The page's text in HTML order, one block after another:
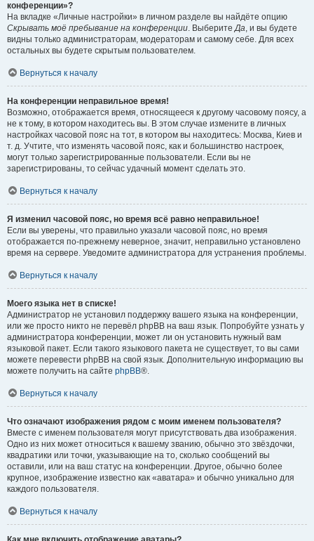
конференции»?
На вкладке «Личные настройки» в личном разделе вы найдёте опцию
Скрывать моё пребывание на конференции. ВыберитеДа, и вы будете
видны только администраторам, модераторам и самому себе. Для всех
остальных вы будете скрытым пользователем.
Вернуться к началу
На конференции неправильное время!
Возможно, отображается время, относящееся к другому часовому поясу, а
не к тому, в котором находитесь вы. В этом случае измените в личных
настройках часовой пояс на тот, в котором вы находитесь: Москва, Киев и
т. д. Учтите, что изменять часовой пояс, как и большинство настроек,
могут только зарегистрированные пользователи. Если вы не
зарегистрированы, то сейчас удачный момент сделать это.
Вернуться к началу
Я изменил часовой пояс, но время всё равно неправильное!
Если вы уверены, что правильно указали часовой пояс, но время
отображается по-прежнему неверное, значит, неправильно установлено
время на сервере. Уведомите администратора для устранения проблемы.
Вернуться к началу
Моего языка нет в списке!
Администратор не установил поддержку вашего языка на конференции,
или же просто никто не перевёл phpBB на ваш язык. Попробуйте узнать у
администратора конференции, может ли он установить нужный вам
языковой пакет. Если такого языкового пакета не существует, то вы сами
можете перевести phpBB на свой язык. Дополнительную информацию вы
можете получить на сайте phpBB®.
Вернуться к началу
Что означают изображения рядом с моим именем пользователя?
Вместе с именем пользователя могут присутствовать два изображения.
Одно из них может относиться к вашему званию, обычно это звёздочки,
квадратики или точки, указывающие на то, сколько сообщений вы
оставили, или на ваш статус на конференции. Другое, обычно более
крупное, изображение известно как «аватара» и обычно уникально для
каждого пользователя.
Вернуться к началу